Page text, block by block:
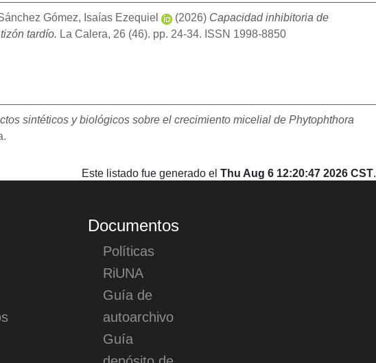
Gómez, Isaías Ezequiel (2026) Capacidad inhibitoria de
tardío. La Calera, 26 (46). pp. 24-34. ISSN 1998-8850
sintéticos y biológicos sobre el crecimiento micelial de Phytophthora
Este listado fue generado el Thu Aug 6 12:20:47 2026 CST.
Documentos
Políticas
RiUNA
Guía de
autoarchivo
Guía